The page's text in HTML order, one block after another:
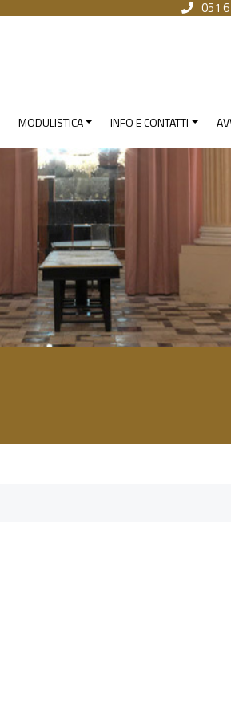
051
MODULISTICA INFO E CONTATTI